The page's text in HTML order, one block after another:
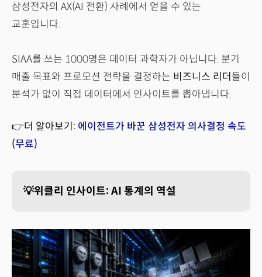
삼성전자의 AX(AI 전환) 사례에서 얻을 수 있는
교훈입니다.
SIAA를 쓰는 1000명은 데이터 과학자가 아닙니다. 분기
매출 목표와 프로모션 전략을 결정하는 비즈니스 리더 들이
분석가 없이 직접 데이터에서 인사이트를 뽑아냅니다.
👉더 알아보기: 에이전트가 바꾼 삼성전자 의사결정 속도
(무료)
💡위클리 인사이트: AI 통계의 역설